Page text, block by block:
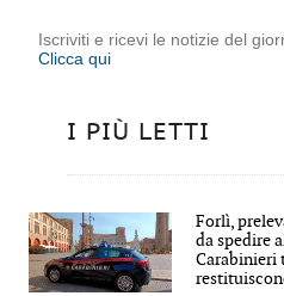
Iscriviti e ricevi le notizie del
Clicca qui
I PIÙ LETTI
Forlì,
da spedire
Carabinieri